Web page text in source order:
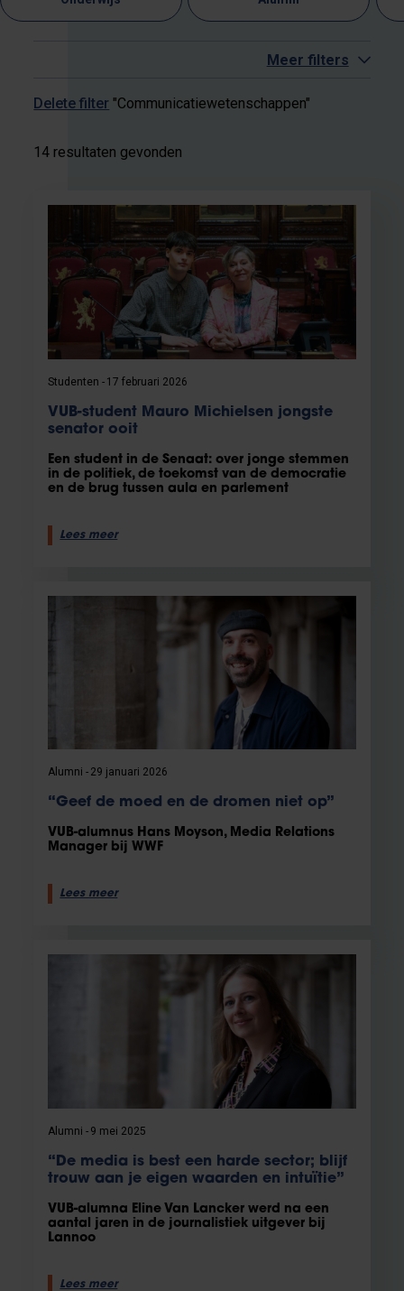
Meer filters
Delete filter "Communicatiewetenschappen"
14 resultaten gevonden
Studenten 17 februari 2026
VUB-student Mauro Michielsen jongste
senator ooit
Een student in de Senaat: over jonge stemmen
in de politiek, de toekomst van de democratie
en de brug tussen aula en parlement
Lees meer
Alumni 29 januari 2026
“Geef de moed en de dromen niet op”
VUB-alumnus Hans Moyson, Media Relations
Manager bij WWF
Lees meer
Alumni 9 mei 2025
“De media is best een harde sector; blijf
trouw aan je eigen waarden en intuïtie”
VUB-alumna Eline Van Lancker werd na een
aantal jaren in de journalistiek uitgever bij
Lannoo
Lees meer